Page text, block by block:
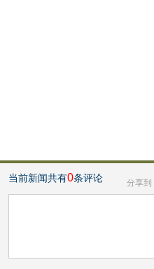
当前新闻共有0条评论 分享到